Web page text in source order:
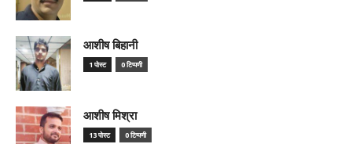
आशीष बिहानी
1 पोस्ट 0 टिप्पणी
आशीष मिश्रा
13 पोस्ट 0 टिप्पणी